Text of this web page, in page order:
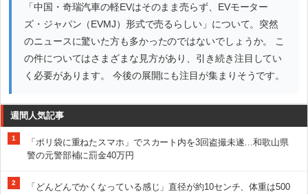
「中国・奇瑞汽車の軽EVはそのまま売らず、EVモーター
ズ・ジャパン（EVMJ）形式で売るらしい」について。突然
のニュースに驚いた方も多かったのではないでしょうか。 こ
の件についてはさまざまな見方があり、引き続き注目してい
く必要があります。 今後の展開にも注目が集まりそうです。
週間人気記事
1
「ポリ袋に重ねたスマホ」でスカート内を3回盗撮未遂…和歌山県
警の元警部補に罰金40万円
2 「どんどんでかくなっている感じ」直径が約10センチ、体重は500